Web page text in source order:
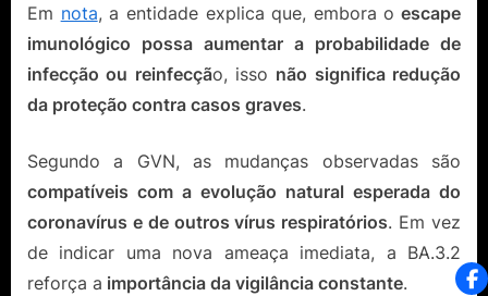
Em nota, a entidade explica que, embora o escape
imunológico possa aumentar a probabilidade de
infecção ou reinfecção, isso não significa redução
da proteção contra casos graves.
Segundo a GVN, as mudanças observadas são
compatíveis com a evolução natural esperada do
coronavírus e de outros vírus respiratórios. Em vez
de indicar uma nova ameaça imediata, a BA.3.2
reforça a importância da vigilância constante.